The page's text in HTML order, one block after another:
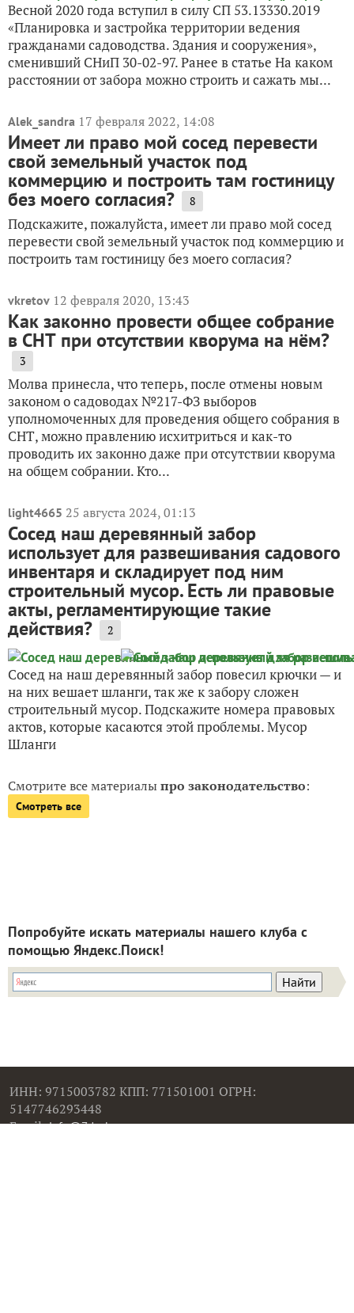
Весной 2020 года вступил в силу СП 53.13330.2019
«Планировка и застройка территории ведения
гражданами садоводства. Здания и сооружения»,
сменивший СНиП 30-02-97. Ранее в статье На каком
расстоянии от забора можно строить и сажать мы...
Alek_sandra 17 февраля 2022, 14:08
Имеет ли право мой сосед перевести
свой земельный участок под
коммерцию и построить там гостиницу
без моего согласия? 8
Подскажите, пожалуйста, имеет ли право мой сосед
перевести свой земельный участок под коммерцию и
построить там гостиницу без моего согласия?
vkretov 12 февраля 2020, 13:43
Как законно провести общее собрание
в СНТ при отсутствии кворума на нём?
3
Молва принесла, что теперь, после отмены новым
законом о садоводах №217-ФЗ выборов
уполномоченных для проведения общего собрания в
СНТ, можно правлению исхитриться и как-то
проводить их законно даже при отсутствии кворума
на общем собрании. Кто...
light4665 25 августа 2024, 01:13
Сосед наш деревянный забор
использует для развешивания садового
инвентаря и складирует под ним
строительный мусор. Есть ли правовые
акты, регламентирующие такие
действия? 2
Сосед на наш деревянный забор повесил крючки — и
на них вешает шланги, так же к забору сложен
строительный мусор. Подскажите номера правовых
актов, которые касаются этой проблемы. Мусор
Шланги
Смотрите все материалыпро законодательство:
Смотреть все
Попробуйте искать материалы нашего клуба с
помощью Яндекс.Поиск!
ИНН: 9715003782 КПП: 771501001 ОГРН:
5147746293448
Email:info@7dach.ru